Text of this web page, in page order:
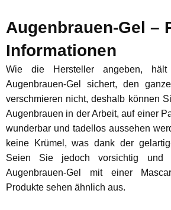
Augenbrauen-Gel –
Informationen
Wie die Hersteller angeben,
Augenbrauen-Gel sichert, den
verschmieren nicht, deshalb können
Augenbrauen in der Arbeit, auf einer
wunderbar und tadellos aussehen
keine Krümel, was dank der
Seien Sie jedoch vorsichtig und
Augenbrauen-Gel mit einer
Produkte sehen ähnlich aus.